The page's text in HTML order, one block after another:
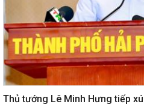
Thủ tướng Lê Minh Hưng tiếp